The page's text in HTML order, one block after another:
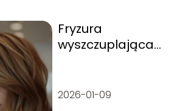
Fryzura
wyszczuplająca
2026-01-09